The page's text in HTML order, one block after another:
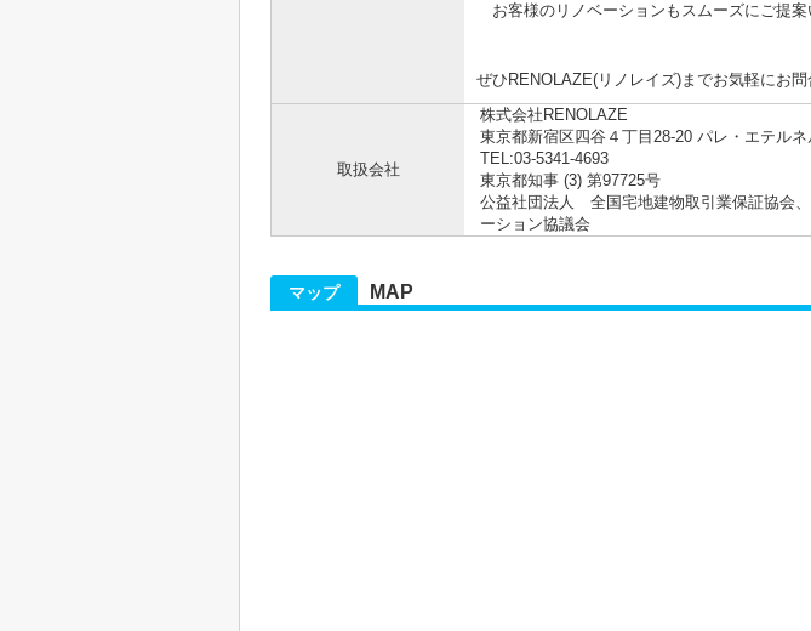
お客様のリノベーションもスムーズにご提案
ぜひRENOLAZE(リノレイズ)までお気軽にお問
取扱会社
株式会社RENOLAZE
東京都新宿区四谷４丁目28-20 パレ・エテルネ
TEL:03-5341-4693
東京都知事 (3) 第97725号
公益社団法人 全国宅地建物取引業保証協会
ーション協議会
マップ MAP